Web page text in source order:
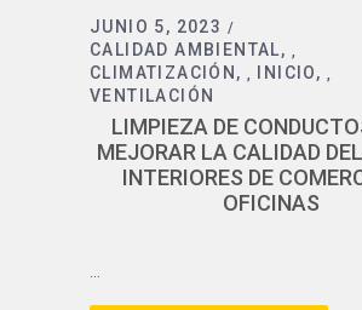
JUNIO 5, 2023
CALIDAD AMBIENTAL
CLIMATIZACIÓN INICIO
VENTILACIÓN
LIMPIEZA DE
MEJORAR LA CALIDAD
INTERIORES DE
OFICINAS